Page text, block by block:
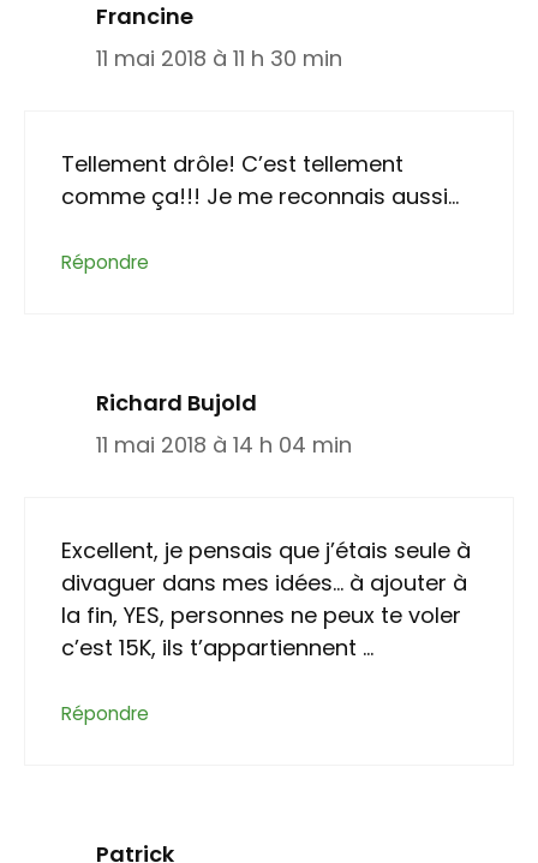
Francine
11 mai 2018 à 11 h 30 min
Tellement drôle! C’est tellement
comme ça!!! Je me reconnais aussi…
Répondre
Richard Bujold
11 mai 2018 à 14 h 04 min
Excellent, je pensais que j’étais seule à
divaguer dans mes idées… à ajouter à
la fin, YES, personnes ne peux te voler
c’est 15K, ils t’appartiennent …
Répondre
Patrick